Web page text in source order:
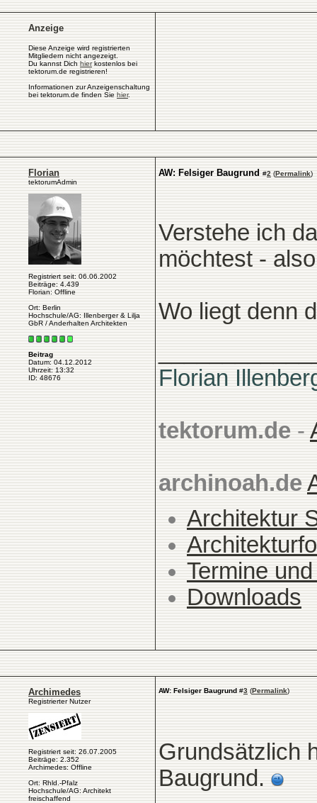
Anzeige
Diese Anzeige wird registrierten
Mitgliedern nicht angezeigt.
Du kannst Dich hierkostenlos bei
tektorum.de registrieren!
Informationen zur Anzeigenschaltung
bei tektorum.de finden Sie hier.
Florian
tektorumAdmin
Registriert seit: 06.06.2002
Beiträge: 4.439
Florian: Offline
Ort: Berlin
Hochschule/AG: Illenberger & Lilja
GbR / Anderhalten Architekten
Beitrag
Datum: 04.12.2012
Uhrzeit: 13:32
ID: 48676
AW: Felsiger Baugrund #2 (Permalink)
Verstehe ich
möchtest -
Wo liegt denn
Florian
tektorum.de -
archinoah.de
Architektur
Termine
Downloads
Archimedes
Registrierter Nutzer
Registriert seit: 26.07.2005
Beiträge: 2.352
Archimedes: Offline
Ort: Rhld.-Pfalz
Hochschule/AG: Architekt
freischaffend
AW: Felsiger Baugrund #3 (Permalink)
Grundsätzlich
Baugrund.